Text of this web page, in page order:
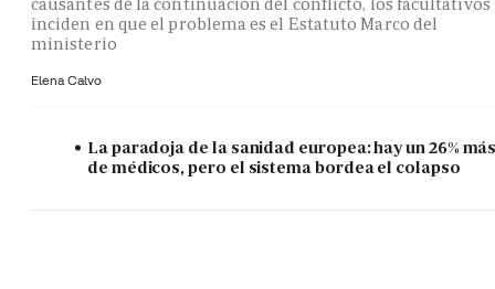
inciden en que el problema es el Estatuto Marco del
ministerio
Elena Calvo
La paradoja de la sanidad europea: hay un 26%
de médicos, pero el sistema bordea el colapso